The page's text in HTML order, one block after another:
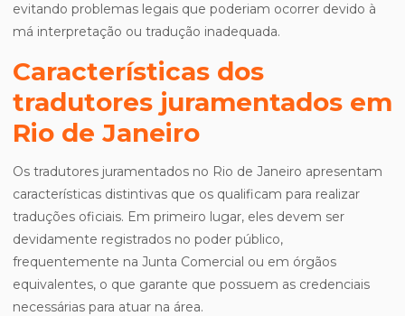
evitando problemas legais que poderiam ocorrer devido à
má interpretação ou tradução inadequada.
Características dos
tradutores juramentados em
Rio de Janeiro
Os tradutores juramentados no Rio de Janeiro apresentam
características distintivas que os qualificam para realizar
traduções oficiais. Em primeiro lugar, eles devem ser
devidamente registrados no poder público,
frequentemente na Junta Comercial ou em órgãos
equivalentes, o que garante que possuem as credenciais
necessárias para atuar na área.